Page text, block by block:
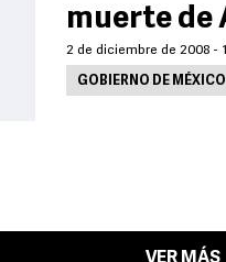
muerte de
2 de diciembre de 2008 -
GOBIERNO DE MÉXICO